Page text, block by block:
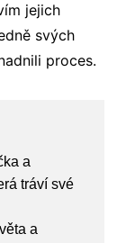
jejich
svých
proces.
a
tráví své
a